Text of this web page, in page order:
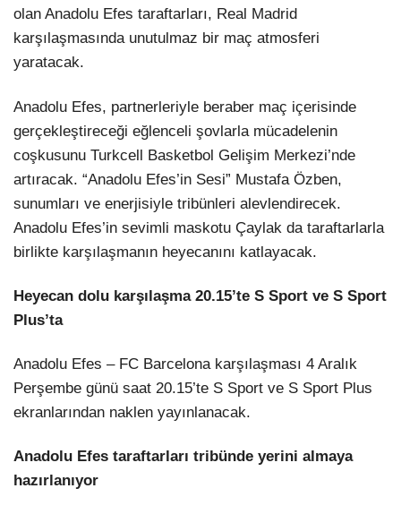
olan Anadolu Efes taraftarları, Real Madrid
karşılaşmasında unutulmaz bir maç atmosferi
yaratacak.
Anadolu Efes, partnerleriyle beraber maç içerisinde
gerçekleştireceği eğlenceli şovlarla mücadelenin
coşkusunu Turkcell Basketbol Gelişim Merkezi’nde
artıracak. “Anadolu Efes’in Sesi” Mustafa Özben,
sunumları ve enerjisiyle tribünleri alevlendirecek.
Anadolu Efes’in sevimli maskotu Çaylak da taraftarlarla
birlikte karşılaşmanın heyecanını katlayacak.
Heyecan dolu karşılaşma 20.15’te S Sport ve S Sport
Plus’ta
Anadolu Efes – FC Barcelona karşılaşması 4 Aralık
Perşembe günü saat 20.15’te S Sport ve S Sport Plus
ekranlarından naklen yayınlanacak.
Anadolu Efes taraftarları tribünde yerini almaya
hazırlanıyor